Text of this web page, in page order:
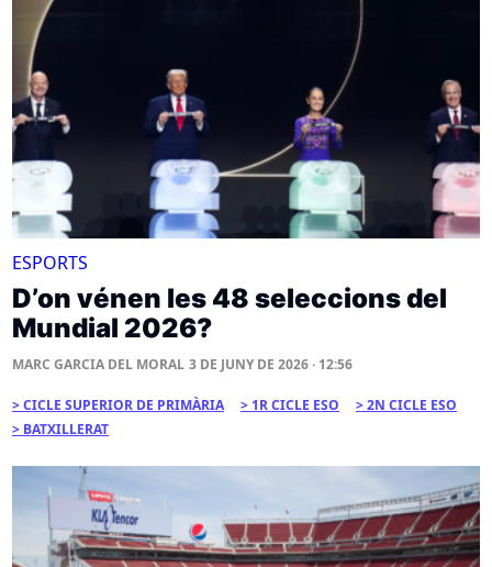
ESPORTS
D’on vénen les 48 seleccions del
Mundial 2026?
MARC GARCIA DEL MORAL 3 DE JUNY DE 2026 · 12:56
CICLE SUPERIOR DE PRIMÀRIA 1R CICLE ESO
2N CICLE ESO
BATXILLERAT